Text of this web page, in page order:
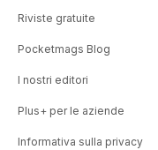
Riviste gratuite
Pocketmags Blog
I nostri editori
Plus+ per le aziende
Informativa sulla privacy